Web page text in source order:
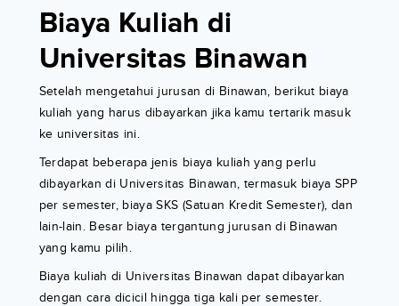
Biaya Kuliah di
Universitas Binawan
Setelah mengetahui jurusan di Binawan, berikut biaya
kuliah yang harus dibayarkan jika kamu tertarik masuk
ke universitas ini.
Terdapat beberapa jenis biaya kuliah yang perlu
dibayarkan di Universitas Binawan, termasuk biaya SPP
per semester, biaya SKS (Satuan Kredit Semester), dan
lain-lain. Besar biaya tergantung jurusan di Binawan
yang kamu pilih.
Biaya kuliah di Universitas Binawan dapat dibayarkan
dengan cara dicicil hingga tiga kali per semester.